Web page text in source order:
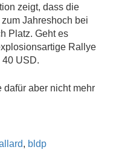
zeigt, dass die
Jahreshoch bei
Platz. Geht es
Rallye
40 USD.
dafür aber nicht mehr
, bldp